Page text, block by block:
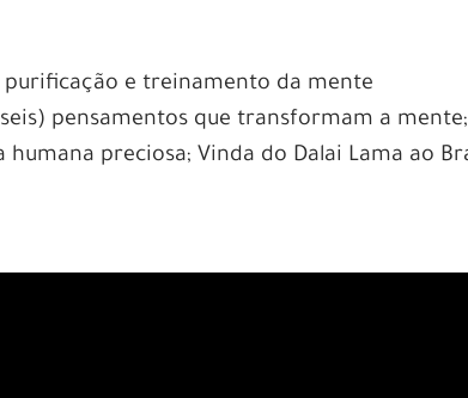
e treinamento da mente
pensamentos que transformam a mente;
preciosa; Vinda do Dalai Lama ao